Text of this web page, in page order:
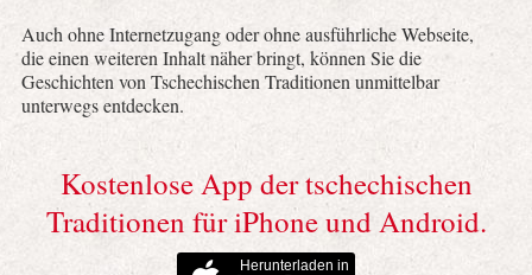
Auch ohne Internetzugang oder ohne ausführliche Webseite,
die einen weiteren Inhalt näher bringt, können Sie die
Geschichten von Tschechischen Traditionen unmittelbar
unterwegs entdecken.
Kostenlose App der tschechischen
Traditionen für iPhone und Android.
Herunterladen in